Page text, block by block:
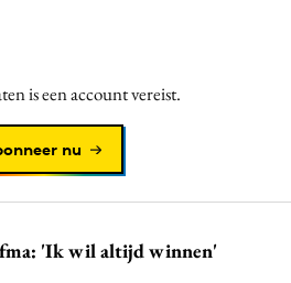
is een account vereist.
nu
'Ik wil altijd winnen'